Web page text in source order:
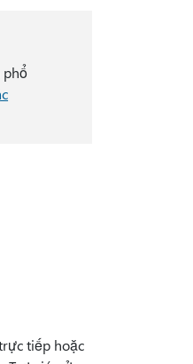
phổ
tiếp hoặc